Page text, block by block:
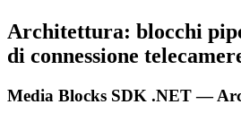
Architettura: blocchi
di connessione
Media Blocks SDK .NET —